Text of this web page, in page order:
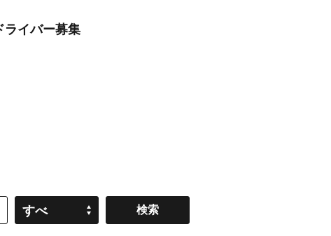
ライバー募集
すべ